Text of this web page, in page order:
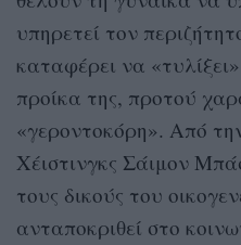
υπηρετεί τον
καταφέρει να
προίκα της, προτού
«γεροντοκόρη». Από
Χέιστινγκς Σάιμον
τους δικούς του
ανταποκριθεί στο